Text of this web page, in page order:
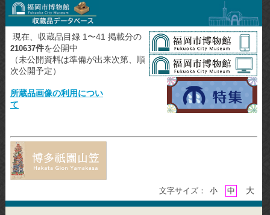
現在、収蔵品目録 1〜41 掲載分の
210637件を公開中
（未公開資料は準備が出来次第、順
次公開予定）
所蔵品画像の利用につい
て
文字サイズ： 小 中 大